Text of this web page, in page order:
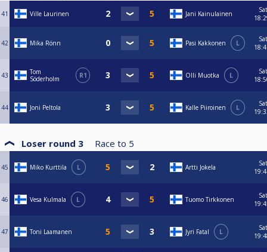
41 Ville Laurinen Jani Kainulainen
Sat
42 Mika Rönn Pasi Kakkonen L
Sat
43
Tom
Söderholm
R1 Olli Muotka L
Sat
44 Joni Peltola Kalle Piiroinen L
Sat
Loser round 3 Race to 5
45 Miko Kurttila L Artti Jokela
Sat
46 Vesa Kulmala L Tuomo Tirkkonen
Sat
47 Toni Laamanen Jyri Fatal L
Sat